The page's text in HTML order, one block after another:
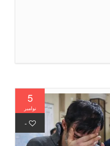
5
نوامبر